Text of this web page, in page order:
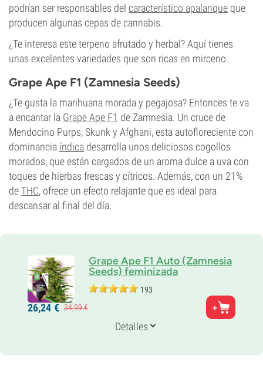
podrían ser responsables del característico apalanque que
producen algunas cepas de cannabis.
¿Te interesa este terpeno afrutado y herbal? Aquí tienes
unas excelentes variedades que son ricas en mirceno.
Grape Ape F1 (Zamnesia Seeds)
¿Te gusta la marihuana morada y pegajosa? Entonces te va
a encantar la Grape Ape F1 de Zamnesia. Un cruce de
Mendocino Purps, Skunk y Afghani, esta autofloreciente con
dominancia índica desarrolla unos deliciosos cogollos
morados, que están cargados de un aroma dulce a uva con
toques de hierbas frescas y cítricos. Además, con un 21%
deTHC, ofrece un efecto relajante que es ideal para
descansar al final del día.
Grape Ape F1 Auto (Zamnesia
Seeds) feminizada
193
Padres
Mendocino Purps x Skunk x Afghani
Auto índica dominante
8-9 semanas de la semilla al cultivo
26,24 € 34,99€
Detalles